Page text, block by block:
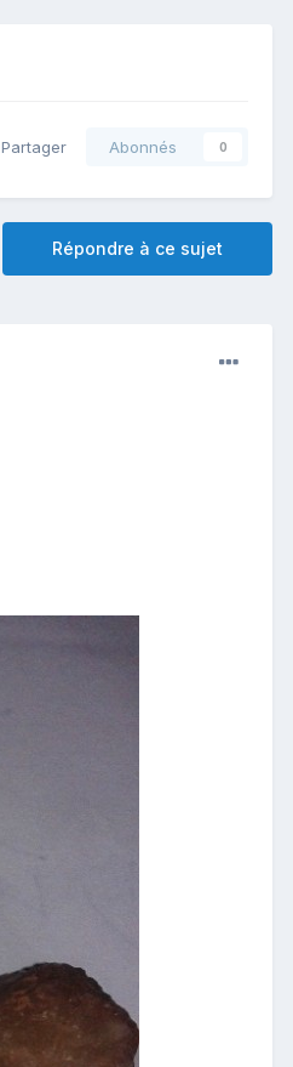
Partager Abonnés 0
Répondre à ce sujet